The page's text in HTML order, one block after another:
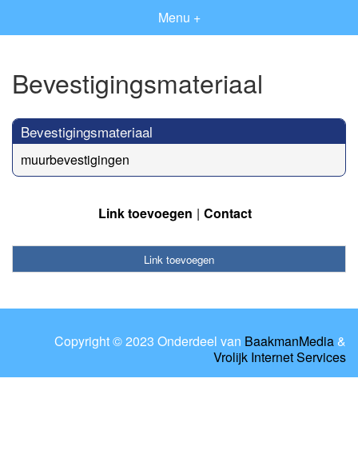
Menu +
Bevestigingsmateriaal
Bevestigingsmateriaal
muurbevestigingen
Link toevoegen Contact
Link toevoegen
Copyright © 2023 Onderdeel van BaakmanMedia &
Vrolijk Internet Services